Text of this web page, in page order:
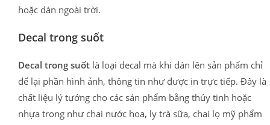
hoặc dán ngoài trời.
Decal trong suốt
Decal trong suốt là loại decal mà khi dán lên sản phẩm chỉ
để lại phần hình ảnh, thông tin như được in trực tiếp. Đây là
chất liệu lý tưởng cho các sản phẩm bằng thủy tinh hoặc
nhựa trong như chai nước hoa, ly trà sữa, chai lọ mỹ phẩm